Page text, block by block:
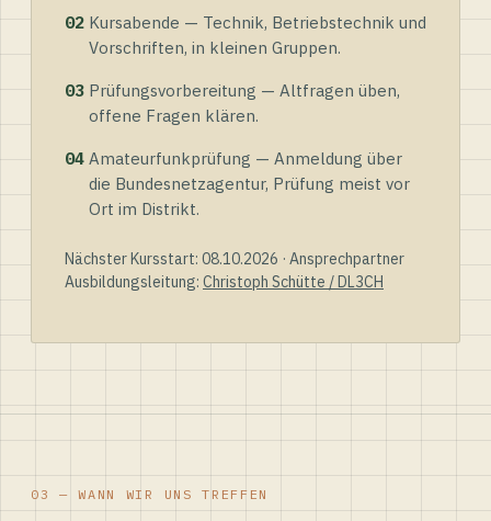
02 Kursabende — Technik, Betriebstechnik und
Vorschriften, in kleinen Gruppen.
03 Prüfungsvorbereitung — Altfragen üben,
offene Fragen klären.
04 Amateurfunkprüfung — Anmeldung über
die Bundesnetzagentur, Prüfung meist vor
Ort im Distrikt.
Nächster Kursstart: 08.10.2026 · Ansprechpartner
Ausbildungsleitung: Christoph Schütte / DL3CH
03 — WANN WIR UNS TREFFEN